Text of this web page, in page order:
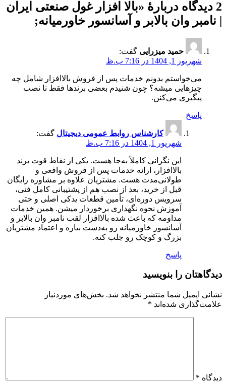
2 دیدگاه دربارهٔ «
بالا افزار غول صنعتی ایران
| نامبر وان بالابر و آسانسور خاورمیانه;
حمید میزرایی گفت:
شهریور 1, 1404 در 7:16 ب.ظ
می‌خواستم بدونم خدمات پس از فروش بالاافزار شامل چه
چیزهایی میشه؟ چون شنیدم بعضی برندها فقط تا نصب
پیگیری می‌کنن.
پاسخ
کارشناس روابط عمومی دیجیتال گفت:
شهریور 1, 1404 در 7:16 ب.ظ
این نگرانی کاملاً به‌جا هست. یکی از نقاط قوت برند
بالاافزار، ارائه خدمات پس از فروش واقعی و
طولانی‌مدت هست. مشتریان علاوه بر مشاوره رایگان
قبل از خرید، بعد از نصب هم از پشتیبانی کامل فنی،
سرویس دوره‌ای، تأمین قطعات یدکی اصلی و حتی
آموزش نحوه نگهداری برخوردار میشن. همین خدمات
مداومه که باعث شده بالاافزار لقب نامبر وان بالابر و
آسانسور خاورمیانه رو به‌دست بیاره و اعتماد مشتریان
بزرگ و کوچک رو جلب کنه.
پاسخ
دیدگاهتان را بنویسید
نشانی ایمیل شما منتشر نخواهد شد. بخش‌های موردنیاز
علامت‌گذاری شده‌اند *
دیدگاه *